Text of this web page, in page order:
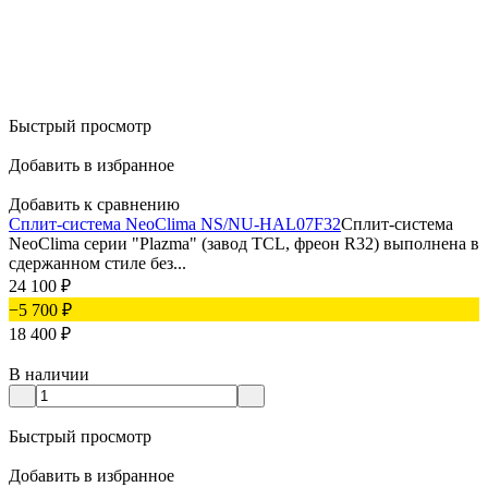
Быстрый просмотр
Добавить в избранное
Добавить к сравнению
Сплит-система NeoClima NS/NU-HAL07F32Сплит-система
NeoClima серии "Plazma" (завод TCL, фреон R32) выполнена в
сдержанном стиле без...
24 100 ₽
−5 700 ₽
18 400 ₽
В наличии
Быстрый просмотр
Добавить в избранное